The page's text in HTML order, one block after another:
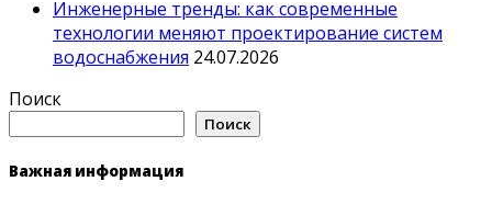
Инженерные тренды: как современные
технологии меняют проектирование систем
водоснабжения 24.07.2026
Поиск
Поиск
Важная информация